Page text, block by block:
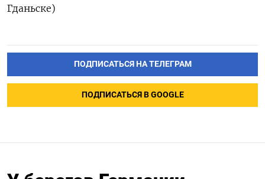
Гданьске)
ПОДПИСАТЬСЯ НА ТЕЛЕГРАМ
ПОДПИСАТЬСЯ В GOOGLE